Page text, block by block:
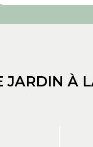
JARDIN À